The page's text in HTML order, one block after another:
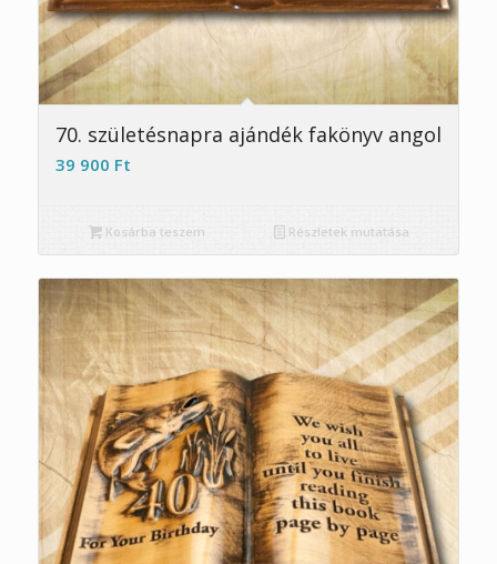
70. születésnapra ajándék fakönyv angol
39 900 Ft
Kosárba teszem Részletek mutatása